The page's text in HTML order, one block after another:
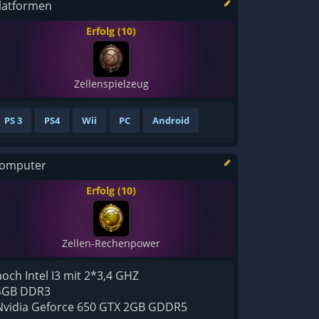
Erfolg (10)
Zellenspielzeug
PS 3 PS4 Wii PC Android
Erfolg (10)
Zellen-Rechenpower
Intel I3 mit 2*3,4 GHZ
DDR3
Geforce 650 GTX 2GB GDDR5